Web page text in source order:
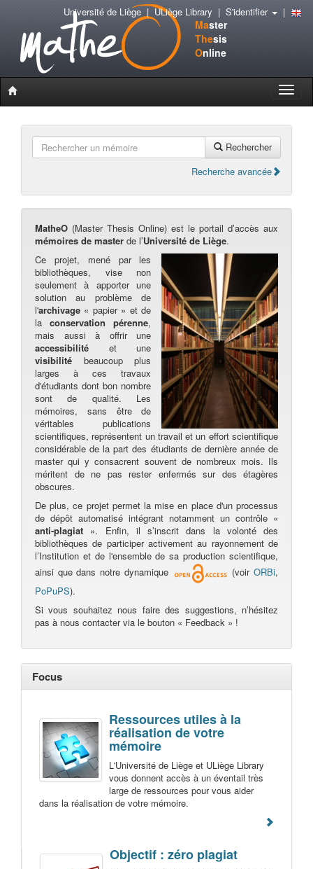
Master
Thesis
Online
Toggle
Université de Liège|ULiège Library | S'identifier |
Rechercher
Recherche avancée
MatheO (Master Thesis Online) est le portail d’accès aux
mémoires de master de l’Université de Liège.
Ce projet, mené par les
bibliothèques, vise non
seulement à apporter une
solution au problème de
l'archivage « papier » et de
laconservation pérenne,
mais aussi à offrir une
accessibilité et une
visibilité beaucoup plus
larges à ces travaux
d'étudiants dont bon nombre
sont de qualité. Les
mémoires, sans être de
véritables publications
scientifiques, représentent un travail et un effort scientifique
considérable de la part des étudiants de dernière année de
master qui y consacrent souvent de nombreux mois. Ils
méritent de ne pas rester enfermés sur des étagères
obscures.
De plus, ce projet permet la mise en place d'un processus
de dépôt automatisé intégrant notamment un contrôle «
anti-plagiat ». Enfin, il s’inscrit dans la volonté des
bibliothèques de participer activement au rayonnement de
l’Institution et de l'ensemble de sa production scientifique,
ainsi que dans notre dynamique
(voirORBi,
PoPuPS).
Si vous souhaitez nous faire des suggestions, n’hésitez
pas à nous contacter via le bouton « Feedback » !
Focus
Ressources utiles à la
réalisation de votre
mémoire
L'Université de Liège et ULiège Library
vous donnent accès à un éventail très
large de ressources pour vous aider
dans la réalisation de votre mémoire.
Objectif : zéro plagiat